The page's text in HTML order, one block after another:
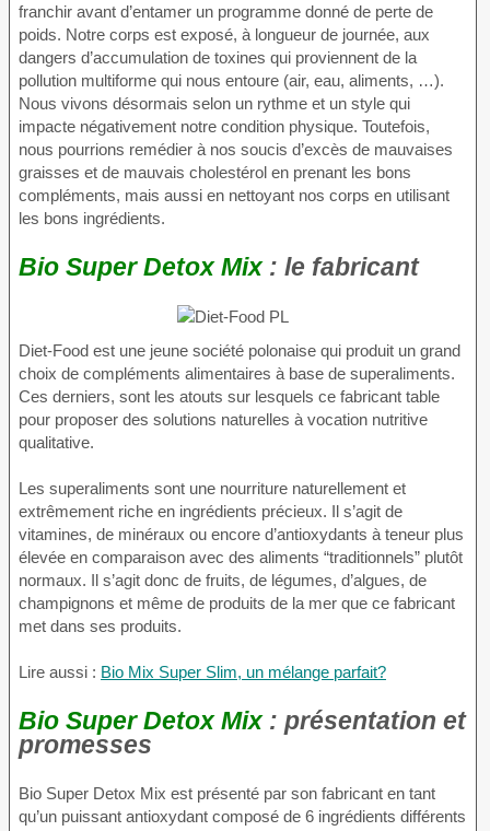
franchir avant d’entamer un programme donné de perte de
poids. Notre corps est exposé, à longueur de journée, aux
dangers d’accumulation de toxines qui proviennent de la
pollution multiforme qui nous entoure (air, eau, aliments, …).
Nous vivons désormais selon un rythme et un style qui
impacte négativement notre condition physique. Toutefois,
nous pourrions remédier à nos soucis d’excès de mauvaises
graisses et de mauvais cholestérol en prenant les bons
compléments, mais aussi en nettoyant nos corps en utilisant
les bons ingrédients.
Bio Super Detox Mix: le fabricant
Diet-Food est une jeune société polonaise qui produit un grand
choix de compléments alimentaires à base de superaliments.
Ces derniers, sont les atouts sur lesquels ce fabricant table
pour proposer des solutions naturelles à vocation nutritive
qualitative.
Les superaliments sont une nourriture naturellement et
extrêmement riche en ingrédients précieux. Il s’agit de
vitamines, de minéraux ou encore d’antioxydants à teneur plus
élevée en comparaison avec des aliments “traditionnels” plutôt
normaux. Il s’agit donc de fruits, de légumes, d’algues, de
champignons et même de produits de la mer que ce fabricant
met dans ses produits.
Lire aussi : Bio Mix Super Slim, un mélange parfait?
Bio Super Detox Mix: présentation et
promesses
Bio Super Detox Mix est présenté par son fabricant en tant
qu’un puissant antioxydant composé de 6 ingrédients différents